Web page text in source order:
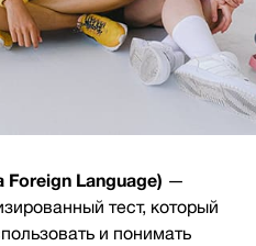
Foreign Language) —
тест, который
и понимать